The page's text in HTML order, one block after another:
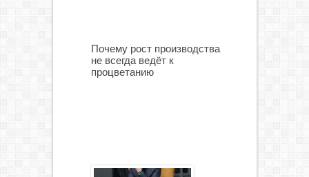
Почему рост производства
не всегда ведёт к
процветанию